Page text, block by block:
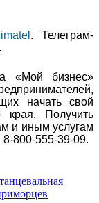
. Телеграм-
.
«Мой бизнес»
начать свой
края. Получить
и иным услугам
800-555-39-09.